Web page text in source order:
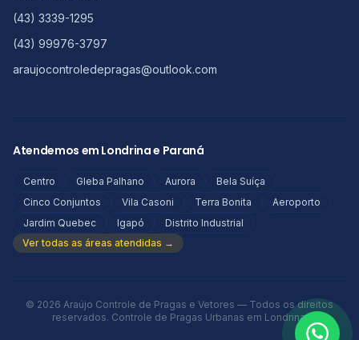
(43) 3339-1295
(43) 99976-3797
araujocontroledepragas@outlook.com
Atendemos em Londrina e Paraná
Centro Gleba Palhano Aurora
Bela Suíça
Cinco Conjuntos
Vila Casoni Terra Bonita
Aeroporto
Jardim Quebec
Igapó
Distrito Industrial
Ver todas as áreas atendidas →
© 2026 Araújo Controle de Pragas e Vetores — Todos os direitos
reservados. Controle de Pragas Urbanas em Londrina.